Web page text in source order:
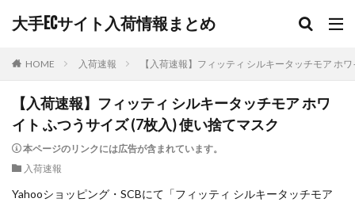
大手ECサイト入荷情報まとめ
HOME 入荷速報 【入荷速報】フィッティ シルキータッチモア ホ
【入荷速報】フィッティ シルキータッチモア ホワ
イト ふつうサイズ (7枚入) 使い捨てマスク
本ページのリンクには広告が含まれています。
入荷速報
Yahooショッピング・SCBにて「フィッティ シルキータッチモア